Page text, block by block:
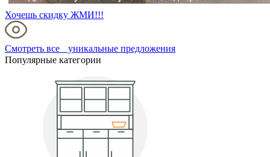
Хочешь скидку ЖМИ!!!
Смотреть все уникальные предложения
Популярные категории